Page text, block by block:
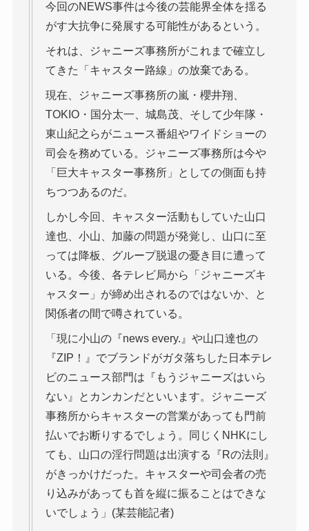
今回のNEWS事件は今後の芸能界全体を揺る
がす大抗争に発展する可能性があるという。
それは、ジャニーズ事務所がこれまで確立し
てきた「キャスター路線」の放棄である。
現在、ジャニーズ事務所の嵐・櫻井翔、
TOKIO・国分太一、城島茂、そして少年隊・
東山紀之らがニュース番組やワイドショーの
司会を務めている。ジャニーズ事務所は今や
「巨大キャスター事務所」としての側面も持
ちつつあるのだ。
しかし今回、キャスター活動もしていた山口
達也、小山、加藤の問題が発覚し、山口に至
っては降板、グループ脱退の憂き目に遭って
いる。今後、各テレビ局から「ジャニーズキ
ャスター」が締め出されるのではないか、と
関係者の間で噂されている。
「現に小山の『news every.』や山口達也の
『ZIP！』でブランドがガタ落ちした日本テレ
ビのニュース部門は『もうジャニーズはいら
ない』とカンカンだといいます。ジャニーズ
事務所からキャスターの営業があっても門前
払いでお断りするでしょう。同じくNHKにし
ても、山口の淫行問題は出演する『Rの法則』
がきっかけだった。キャスターや司会者の売
り込みがあっても首を縦に振ることはできな
いでしょう」(某芸能記者)